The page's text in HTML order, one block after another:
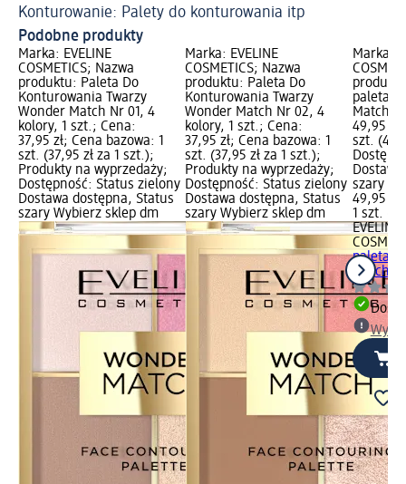
Konturowanie: Palety do konturowania itp
Podobne produkty
Marka: EVELINE
COSMETICS; Nazwa
produktu: Paleta Do
Konturowania Twarzy
Wonder Match Nr 01, 4
kolory, 1 szt.; Cena:
37,95 zł; Cena bazowa: 1
szt. (37,95 zł za 1 szt.);
Produkty na wyprzedaży;
Dostępność: Status zielony
Dostawa dostępna, Status
szary Wybierz sklep dm
Marka: EVELINE
COSMETICS; Nazwa
produktu: Paleta Do
Konturowania Twarzy
Wonder Match Nr 02, 4
kolory, 1 szt.; Cena:
37,95 zł; Cena bazowa: 1
szt. (37,95 zł za 1 szt.);
Produkty na wyprzedaży;
Dostępność: Status zielony
Dostawa dostępna, Status
szary Wybierz sklep dm
Marka:
paleta
Match
49,95
szt.
szary
49,95 zł
1 szt.
EVELINE
paleta
Match